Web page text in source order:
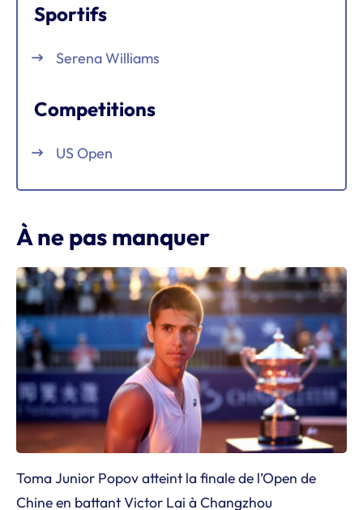
Sportifs
Serena Williams
Competitions
US Open
À ne pas manquer
Toma Junior Popov atteint la finale de l’Open de
Chine en battant Victor Lai à Changzhou